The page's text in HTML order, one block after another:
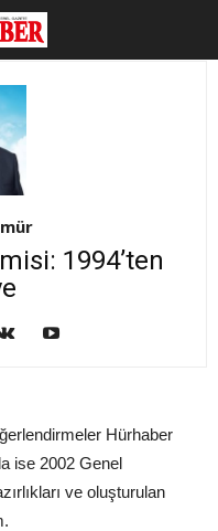
1994’ten
Hürhaber
ise 2002 Genel
ve oluşturulan